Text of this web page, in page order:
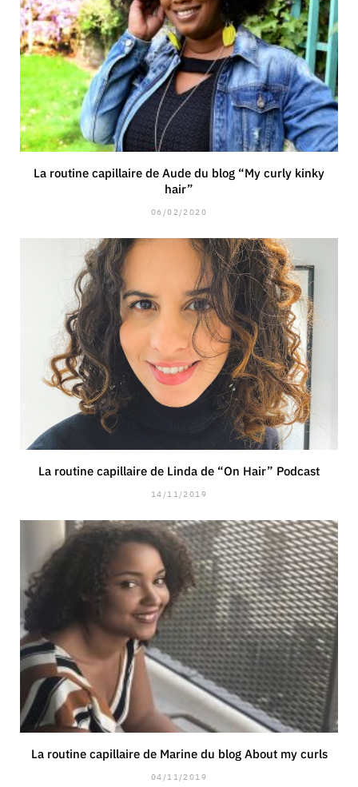
La routine capillaire de Aude du blog “My curly kinky
hair”
06/02/2020
La routine capillaire de Linda de “On Hair” Podcast
14/11/2019
La routine capillaire de Marine du blog About my curls
04/11/2019